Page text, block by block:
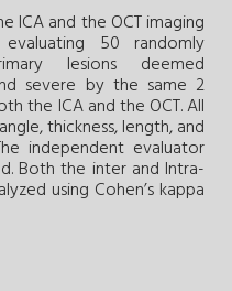
ICA and the OCT imaging
50 randomly
lesions deemed
severe by the same 2
the ICA and the OCT. All
thickness, length, and
independent evaluator
Both the inter and Intra-
using Cohen’s kappa